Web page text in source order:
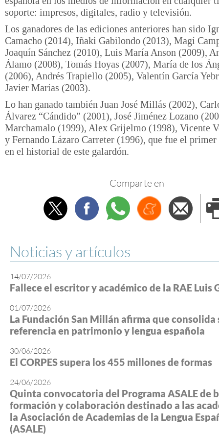
soporte: impresos, digitales, radio y televisión.
Los ganadores de las ediciones anteriores han sido
Camacho (2014), Iñaki Gabilondo (2013), Magí
Joaquín Sánchez (2010), Luis María Anson (2009),
Álamo (2008), Tomás Hoyas (2007), María de los
(2006), Andrés Trapiello (2005), Valentín García
Javier Marías (2003).
Lo han ganado también Juan José Millás (2002),
Álvarez “Cándido” (2001), José Jiménez Lozano
Marchamalo (1999), Alex Grijelmo (1998), Vicente
y Fernando Lázaro Carreter (1996), que fue el
en el historial de este galardón.
Comparte en
TwitterFacebookWhatsappMenéame
Noticias y artículos
14/07/2026
Fallece el escritor y académico de la RAE Luis
01/07/2026
La Fundación San Millán afirma que consolida
referencia en patrimonio y lengua española
30/06/2026
El CORPES supera los 455 millones de formas
24/06/2026
Quinta convocatoria del Programa ASALE de
formación y colaboración destinado a las
la Asociación de Academias de la Lengua
(ASALE)